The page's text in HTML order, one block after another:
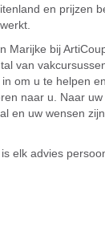
en prijzen
Marijke bij
van
om u te helpen
naar u. Naar
en uw wensen
elk advies